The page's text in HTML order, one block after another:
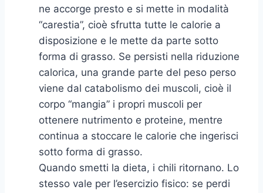
ne accorge presto e si mette in modalità
“carestia”, cioè sfrutta tutte le calorie a
disposizione e le mette da parte sotto
forma di grasso. Se persisti nella riduzione
calorica, una grande parte del peso perso
viene dal catabolismo dei muscoli, cioè il
corpo “mangia” i propri muscoli per
ottenere nutrimento e proteine, mentre
continua a stoccare le calorie che ingerisci
sotto forma di grasso.
Quando smetti la dieta, i chili ritornano. Lo
stesso vale per l’esercizio fisico: se perdi